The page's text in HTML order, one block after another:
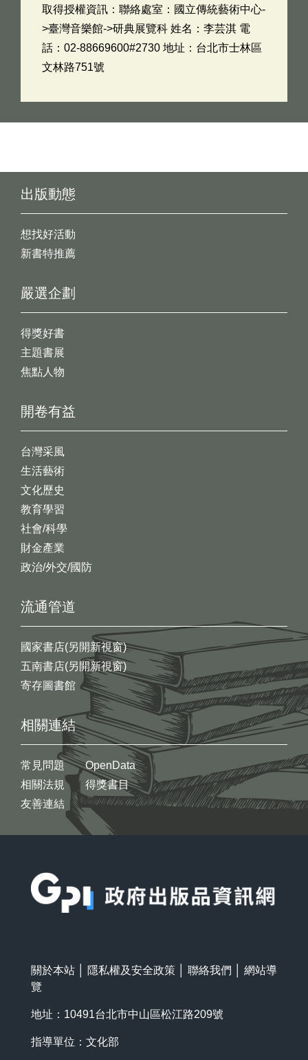
取得授權資訊：聯絡處室：國立傳統藝術中心-
>臺灣音樂館->研典展覽科 姓名：李芸淇 電
話：02-88669600#2730 地址：台北市士林區
文林路751號
出版動態
想找好活動
新書特推薦
開卷有益
台灣采風
生活藝術
文化歷史
教育學習
社會/科學
財金產業
政治/外交/國防
嚴選企劃
得獎好書
主題書展
焦點人物
流通管道
國家書店(另開新視窗)
五南書店(另開新視窗)
寄存圖書館
相關連結
常見問題
相關法規
友善連結
OpenData
得獎書目
關於本站 隱私權及安全政策 聯絡我們
網站導
覽
地址：10491台北市中山區松江路209號
指導單位：文化部